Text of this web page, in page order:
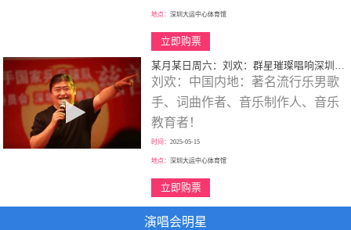
地点：深圳大运中心体育馆
立即购票
某月某日周六：刘欢：群星璀璨唱响深圳、歌颂一代伟人、巡回大型演唱会！
刘欢：中国内地：著名流行乐男歌
手、词曲作者、音乐制作人、音乐
教育者！
时间：2025-05-15
地点：深圳大运中心体育馆
立即购票
演唱会明星